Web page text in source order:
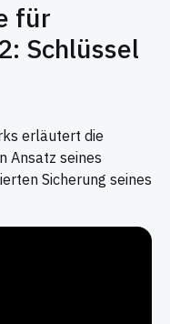
für
Schlüssel
erläutert die
Ansatz seines
Sicherung seines